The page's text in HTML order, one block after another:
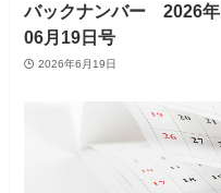
バックナンバー 2026年
06月19日号
2026年6月19日